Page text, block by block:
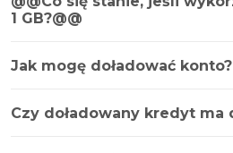
1 GB?@@
Jak mogę doładować konto?
Czy doładowany kredyt ma